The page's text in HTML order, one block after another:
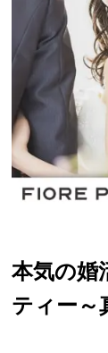
本気の婚
ティー～